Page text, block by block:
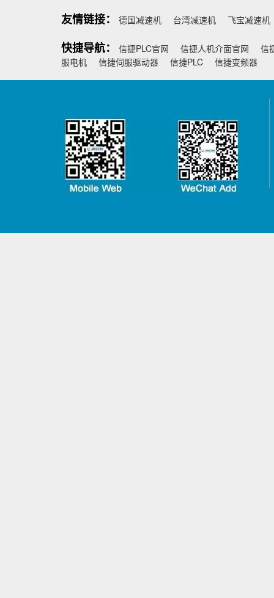
友情链接： 德国减速机 台湾减速机 飞宝减速机
快捷导航： 信捷PLC官网 信捷人机介面官网
信
服电机
信捷伺服驱动器 信捷PLC 信捷变频器